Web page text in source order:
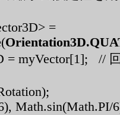
=
(
= myVector[1]; //
Math.sin(Math.PI/